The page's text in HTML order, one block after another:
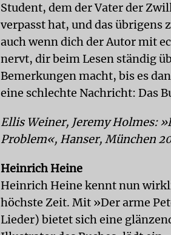
Student, dem der Vater der
verpasst hat, und das übrigens
auch wenn dich der Autor mit
nervt, dir beim Lesen ständig
Bemerkungen macht, bis es
eine schlechte Nachricht: Das
Ellis Weiner, Jeremy Holmes:
Problem«, Hanser, München
Heinrich Heine
Heinrich Heine kennt nun
höchste Zeit. Mit »Der arme
Lieder) bietet sich eine